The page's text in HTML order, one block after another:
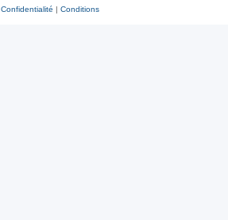
Confidentialité | Conditions